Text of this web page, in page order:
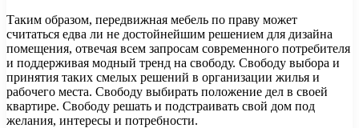
Таким образом, передвижная мебель по праву может
считаться едва ли не достойнейшим решением для дизайна
помещения, отвечая всем запросам современного потребителя
и поддерживая модный тренд на свободу. Свободу выбора и
принятия таких смелых решений в организации жилья и
рабочего места. Свободу выбирать положение дел в своей
квартире. Свободу решать и подстраивать свой дом под
желания, интересы и потребности.